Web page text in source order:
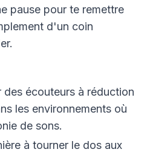
pause pour te remettre
d'un coin
écouteurs à réduction
les environnements où
de sons.
à tourner le dos aux